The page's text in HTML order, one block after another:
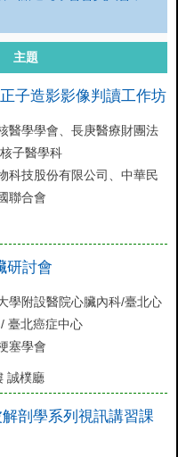
主題
子造影影像判讀工作坊
醫學學會、長庚醫療財團法
子醫學科
科技股份有限公司、中華民
聯合會
研討會
學附設醫院心臟內科/臺北心
臺北癌症中心
塞學會
誠樸廳
解剖學系列視訊講習課